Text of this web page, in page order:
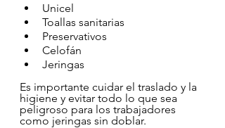
Unicel
Toallas sanitarias
Preservativos
Celofán
Jeringas
Es importante cuidar el traslado y la
higiene y evitar todo lo que sea
peligroso para los trabajadores
como jeringas sin doblar.